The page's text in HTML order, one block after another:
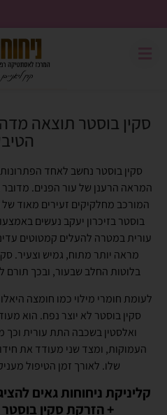
משלוח חינם בכל קנייה מעל 199₪
סקין בוסטר תוצאה
סקין בוסטר נחשב לאחד
המראה הרענן של עור הפנים.
המורכב מחלקיקים זעירים מאוד של
בוסטר בזיכרון יעקב נעשים
עורית במטרה להעלים קמטוטים
מראה יותר מתוח, גמיש וצעיר.
בלוטות החלב שבעור, ובכך
לעומת חומרי מילוי כמו חומצה
סקין בוסטר לא יוצר נפח. הוא
ואלסטין בשכבה התת עורית
העמוקות, ומצד שני מעודד את
שלו. לאורך זמן הטיפול
+ הזרקת סקין בוסטר רק